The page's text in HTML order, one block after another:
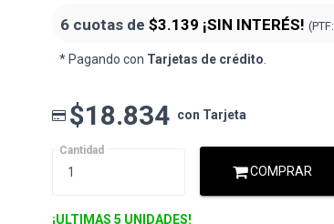
6 cuotas de $3.139 ¡SIN INTERÉS! (PTF:
* Pagando con Tarjetas de crédito
$18.834 con Tarjeta
Cantidad
COMPRAR
¡ULTIMAS 5 UNIDADES!